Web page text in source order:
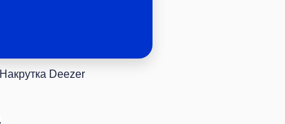
Накрутка Deezer